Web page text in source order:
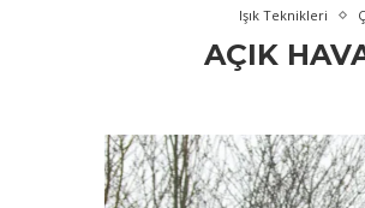
Işık Teknikleri
AÇIK